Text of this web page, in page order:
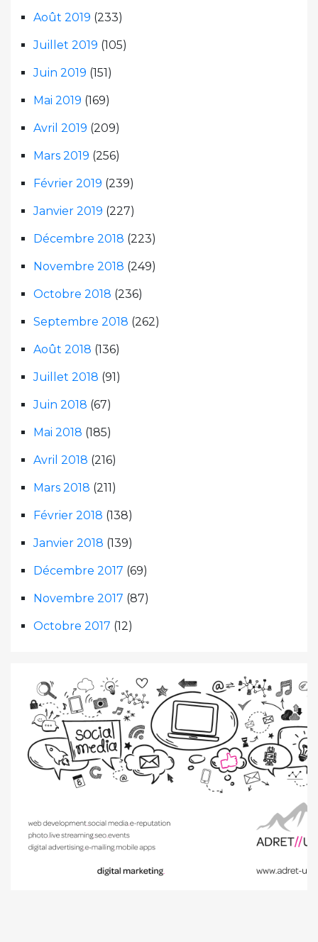
Août 2019 (233)
Juillet 2019 (105)
Juin 2019 (151)
Mai 2019 (169)
Avril 2019 (209)
Mars 2019 (256)
Février 2019 (239)
Janvier 2019 (227)
Décembre 2018 (223)
Novembre 2018 (249)
Octobre 2018 (236)
Septembre 2018 (262)
Août 2018 (136)
Juillet 2018 (91)
Juin 2018 (67)
Mai 2018 (185)
Avril 2018 (216)
Mars 2018 (211)
Février 2018 (138)
Janvier 2018 (139)
Décembre 2017 (69)
Novembre 2017 (87)
Octobre 2017 (12)